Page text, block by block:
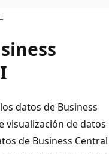
datos de Business
visualización de datos
de Business Central